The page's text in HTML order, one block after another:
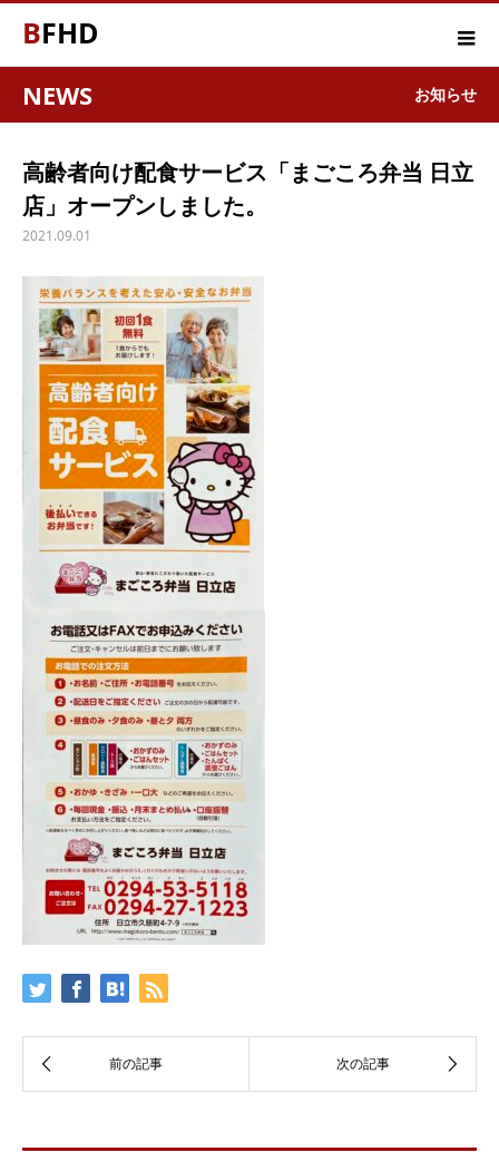
BFHD
NEWS お知らせ
高齢者向け配食サービス「まごころ弁当 日立
店」オープンしました。
2021.09.01